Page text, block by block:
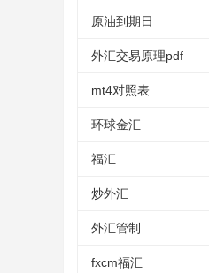
原油到期日
外汇交易原理pdf
mt4对照表
环球金汇
福汇
炒外汇
外汇管制
fxcm福汇